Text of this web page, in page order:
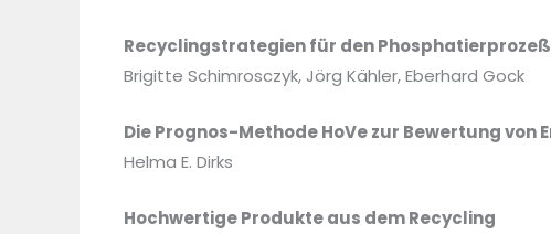
Recyclingstrategien für den Phosphatierprozeß
Brigitte Schimrosczyk, Jörg Kähler, Eberhard Gock
Die Prognos-Methode HoVe zur Bewertung
Helma E. Dirks
Hochwertige Produkte aus dem Recycling